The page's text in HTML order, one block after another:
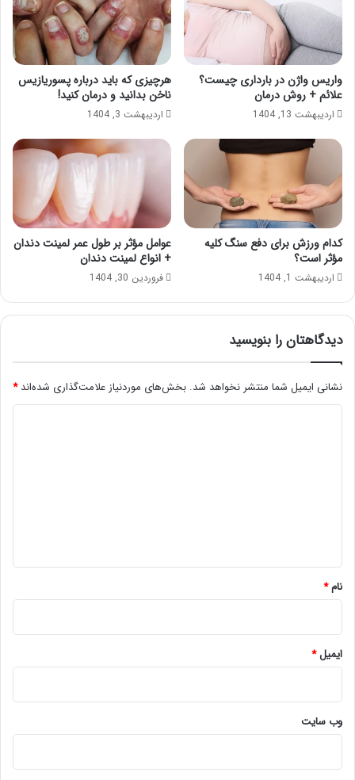
واریس واژن در بارداری چیست؟
علائم + روش درمان
اردیبهشت 13, 1404
هرچیزی که باید درباره پسوریازیس
ناخن بدانید و درمان کنید!
اردیبهشت 3, 1404
کدام ورزش برای دفع سنگ کلیه
مؤثر است؟
اردیبهشت 1, 1404
عوامل مؤثر بر طول عمر لمینت دندان
+ انواع لمینت دندان
فروردین 30, 1404
دیدگاهتان را بنویسید
نشانی ایمیل شما منتشر نخواهد شد. بخش‌های موردنیاز علامت‌گذاری شده‌اند*
نام*
ایمیل*
وب‌ سایت